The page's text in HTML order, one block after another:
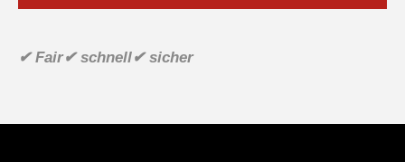
✔ Fair✔ schnell✔ sicher